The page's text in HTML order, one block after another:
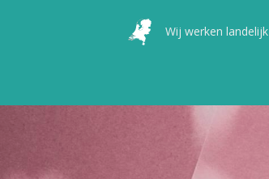
Wij werken landelijk